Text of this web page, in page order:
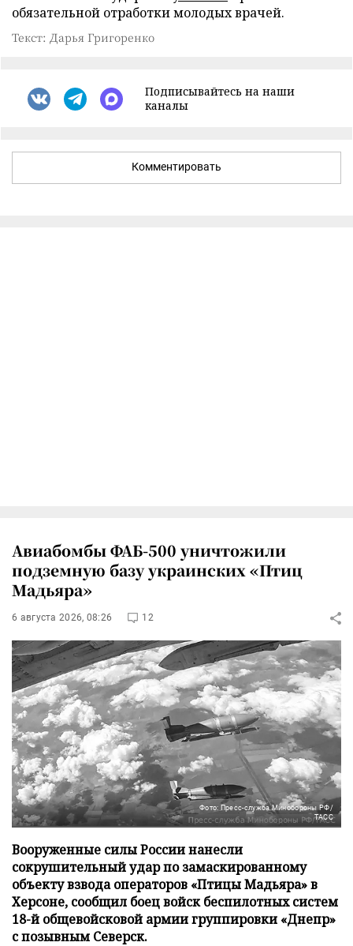
обязательной отработки молодых врачей.
Текст: Дарья Григоренко
Подписывайтесь на наши
каналы
Комментировать
Авиабомбы ФАБ-500 уничтожили
подземную базу украинских «Птиц
Мадьяра»
6 августа 2026, 08:26 12
Фото: Пресс-служба Минобороны РФ/
ТАСС
Вооруженные силы России нанесли
сокрушительный удар по замаскированному
объекту взвода операторов «Птицы Мадьяра» в
Херсоне, сообщил боец войск беспилотных систем
18-й общевойсковой армии группировки «Днепр»
с позывным Северск.